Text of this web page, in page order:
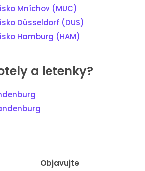
Mníchov (MUC)
Düsseldorf (DUS)
Hamburg (HAM)
a letenky?
Objavujte